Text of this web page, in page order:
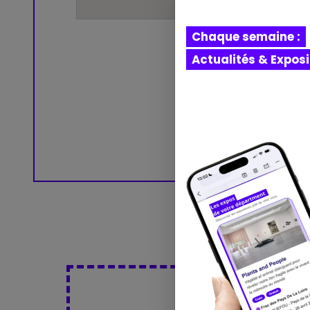
Chaque semaine :
Actualités &